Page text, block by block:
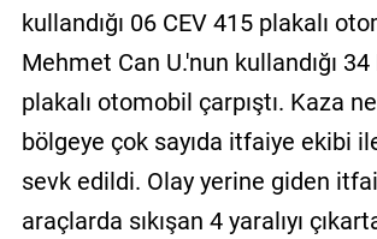
kullandığı 06 CEV 415 plakalı
Mehmet Can U.'nun kullandığı
plakalı otomobil çarpıştı. Kaza
bölgeye çok sayıda itfaiye ekibi
sevk edildi. Olay yerine giden
araçlarda sıkışan 4 yaralıyı